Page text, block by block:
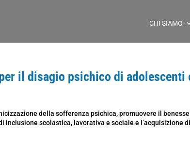
CHI SIAMO
il disagio psichico di adolescenti
della sofferenza psichica, promuovere il
inclusione scolastica, lavorativa e sociale e l’acquisizione